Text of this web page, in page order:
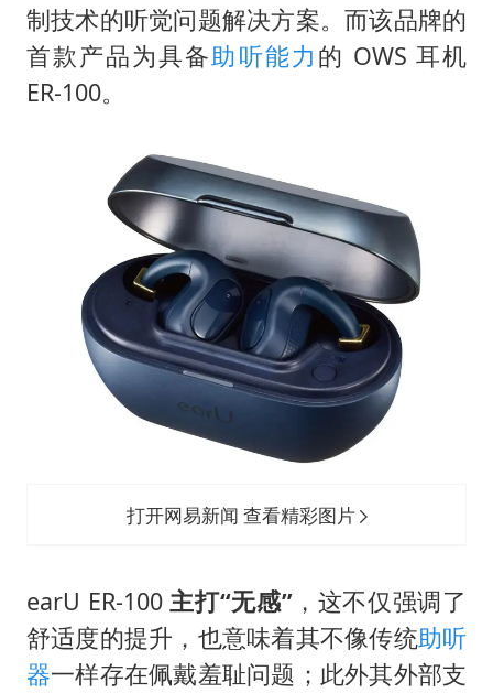
泰国初中生饮弹自尽前开了26枪
酒店花洒现排泄物住客索赔遭拒
全民健身事业高质量发展
乐享全民健身 共筑健康中国
制技术的听觉问题解决方案。而该品牌的
首款产品为具备助听能力 的 OWS 耳机
ER-100。
打开网易新闻 查看精彩图片
earU ER-100主打“无感”，这不仅强调了
舒适度的提升，也意味着其不像传统助听
器一样存在佩戴羞耻问题；此外其外部支